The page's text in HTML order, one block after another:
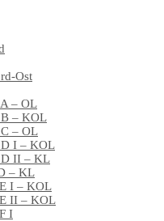
Ost
– OL
B – KOL
– OL
D I – KOL
D II – KL
– KL
I – KOL
II – KOL
I